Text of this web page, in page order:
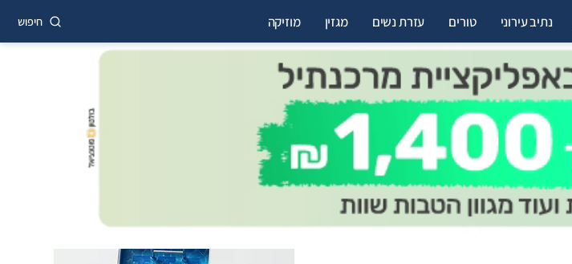
נתיב עירוני טורים עזרת נשים מגזין מוזיקה חיפוש